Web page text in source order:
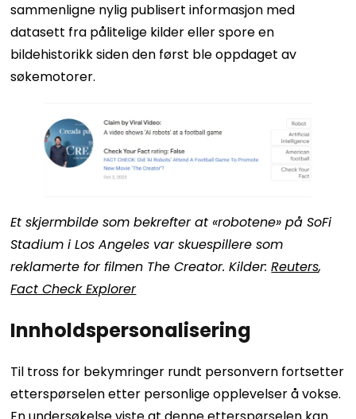
sammenligne nylig publisert informasjon med
datasett fra pålitelige kilder eller spore en
bildehistorikk siden den først ble oppdaget av
søkemotorer.
Et skjermbilde som bekrefter at «robotene» på SoFi
Stadium i Los Angeles var skuespillere som
reklamerte for filmen The Creator. Kilder:Reuters,
Fact Check Explorer
Innholdspersonalisering
Til tross for bekymringer rundt personvern fortsetter
etterspørselen etter personlige opplevelser å vokse.